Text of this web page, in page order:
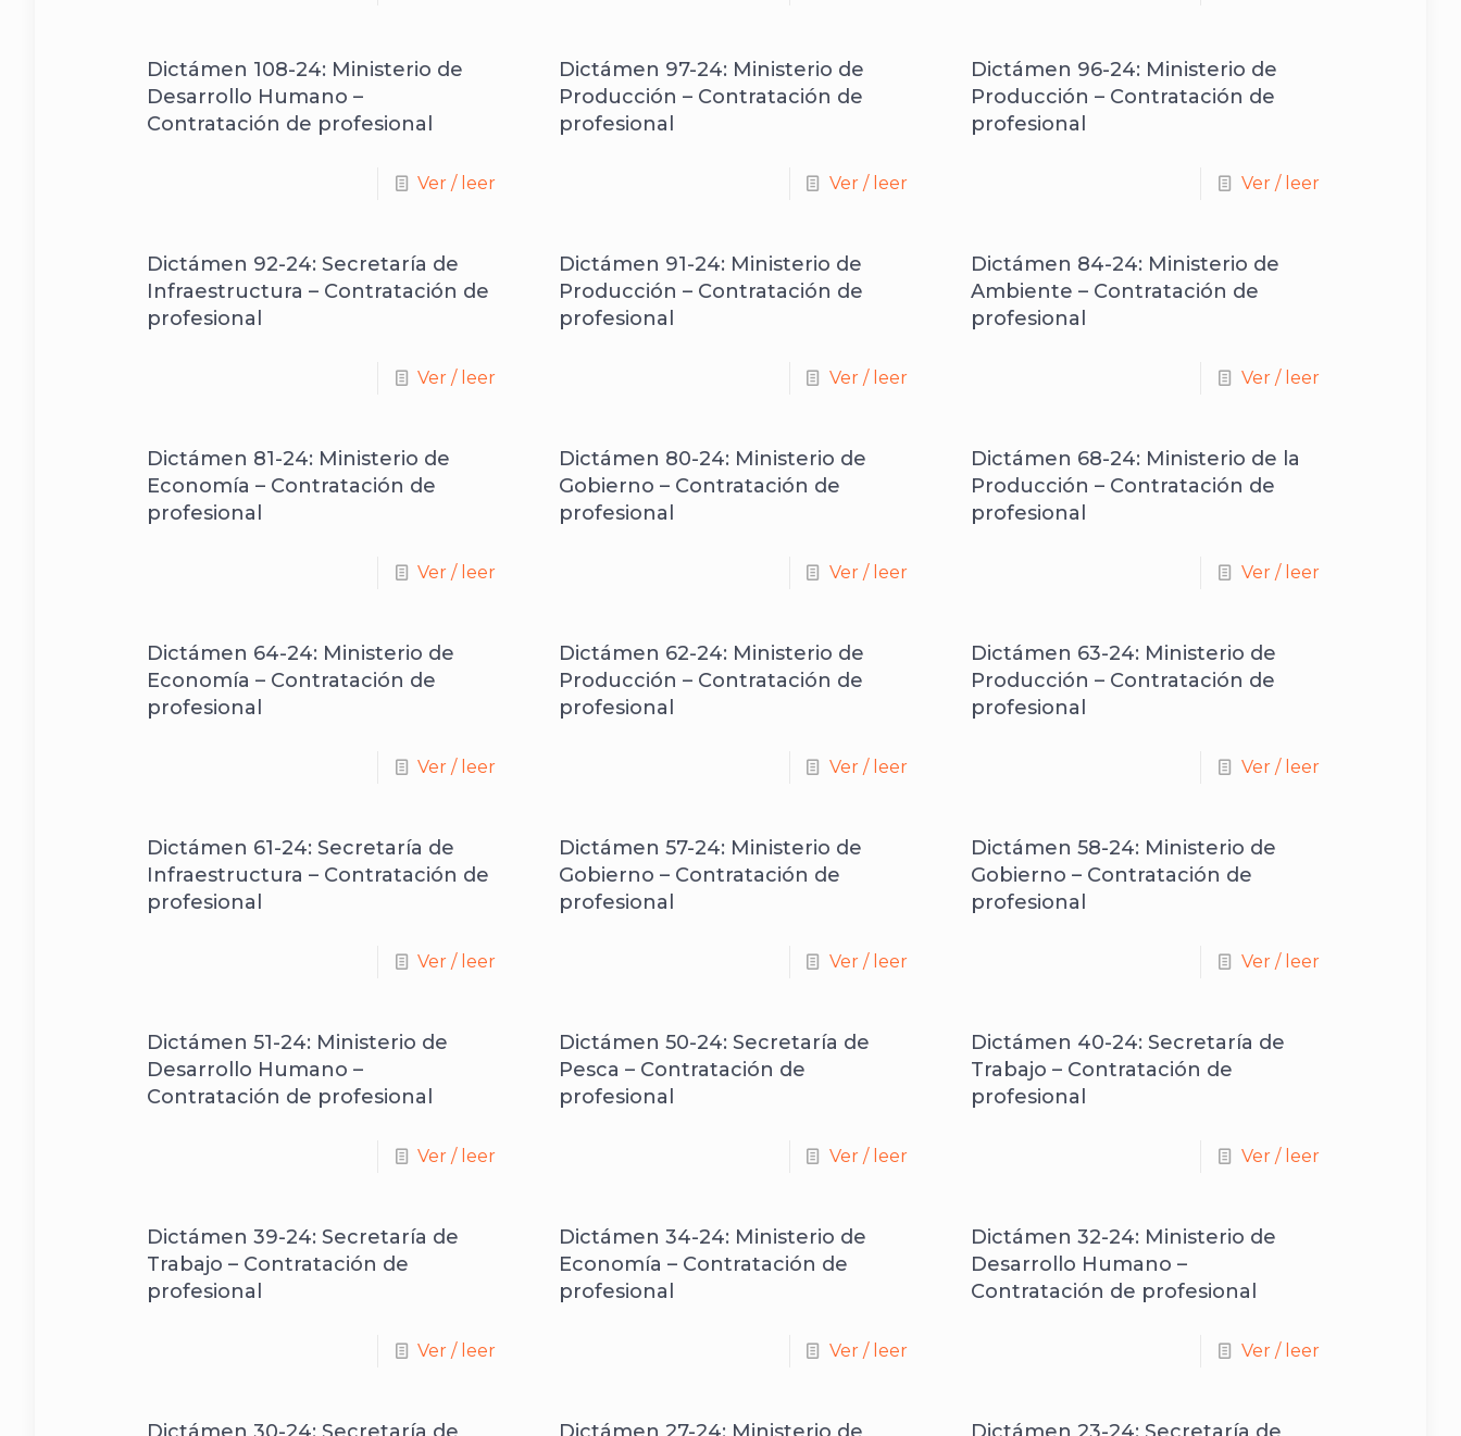
Dictámen 108-24: Ministerio de
Desarrollo Humano –
Contratación de profesional
Ver / leer
Dictámen 97-24: Ministerio de
Producción – Contratación de
profesional
Ver / leer
Dictámen 96-24: Ministerio de
Producción – Contratación de
profesional
Ver / leer
Dictámen 92-24: Secretaría de
Infraestructura – Contratación de
profesional
Ver / leer
Dictámen 91-24: Ministerio de
Producción – Contratación de
profesional
Ver / leer
Dictámen 84-24: Ministerio de
Ambiente – Contratación de
profesional
Ver / leer
Dictámen 81-24: Ministerio de
Economía – Contratación de
profesional
Ver / leer
Dictámen 80-24: Ministerio de
Gobierno – Contratación de
profesional
Ver / leer
Dictámen 68-24: Ministerio de la
Producción – Contratación de
profesional
Ver / leer
Dictámen 64-24: Ministerio de
Economía – Contratación de
profesional
Ver / leer
Dictámen 62-24: Ministerio de
Producción – Contratación de
profesional
Ver / leer
Dictámen 63-24: Ministerio de
Producción – Contratación de
profesional
Ver / leer
Dictámen 61-24: Secretaría de
Infraestructura – Contratación de
profesional
Ver / leer
Dictámen 57-24: Ministerio de
Gobierno – Contratación de
profesional
Ver / leer
Dictámen 58-24: Ministerio de
Gobierno – Contratación de
profesional
Ver / leer
Dictámen 51-24: Ministerio de
Desarrollo Humano –
Contratación de profesional
Ver / leer
Dictámen 50-24: Secretaría de
Pesca – Contratación de
profesional
Ver / leer
Dictámen 40-24: Secretaría de
Trabajo – Contratación de
profesional
Ver / leer
Dictámen 39-24: Secretaría de
Trabajo – Contratación de
profesional
Ver / leer
Dictámen 34-24: Ministerio de
Economía – Contratación de
profesional
Ver / leer
Dictámen 32-24: Ministerio de
Desarrollo Humano –
Contratación de profesional
Ver / leer